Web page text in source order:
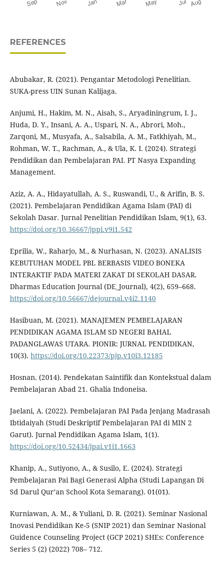
REFERENCES
Abubakar, R. (2021). Pengantar Metodologi Penelitian.
SUKA-press UIN Sunan Kalijaga.
Anjumi, H., Hakim, M. N., Aisah, S., Aryadiningrum, I. J.,
Huda, D. Y., Insani, A. A., Uspari, N. A., Abrori, Moh.,
Zarqoni, M., Musyafa, A., Salsabila, A. M., Fatkhiyah, M.,
Rohman, W. T., Rachman, A., & Ula, K. I. (2024). Strategi
Pendidikan dan Pembelajaran PAI. PT Nasya Expanding
Management.
Aziz, A. A., Hidayatullah, A. S., Ruswandi, U., & Arifin, B. S.
(2021). Pembelajaran Pendidikan Agama Islam (PAI) di
Sekolah Dasar. Jurnal Penelitian Pendidikan Islam, 9(1), 63.
https://doi.org/10.36667/jppi.v9i1.542
Eprilia, W., Raharjo, M., & Nurhasan, N. (2023). ANALISIS
KEBUTUHAN MODEL PBL BERBASIS VIDEO BONEKA
INTERAKTIF PADA MATERI ZAKAT DI SEKOLAH DASAR.
Dharmas Education Journal (DE_Journal), 4(2), 659–668.
https://doi.org/10.56667/dejournal.v4i2.1140
Hasibuan, M. (2021). MANAJEMEN PEMBELAJARAN
PENDIDIKAN AGAMA ISLAM SD NEGERI BAHAL
PADANGLAWAS UTARA. PIONIR: JURNAL PENDIDIKAN,
10(3). https://doi.org/10.22373/pjp.v10i3.12185
Hosnan. (2014). Pendekatan Saintifik dan Kontekstual dalam
Pembelajaran Abad 21. Ghalia Indoneisa.
Jaelani, A. (2022). Pembelajaran PAI Pada Jenjang Madrasah
Ibtidaiyah (Studi Deskriptif Pembelajaran PAI di MIN 2
Garut). Jurnal Pendidikan Agama Islam, 1(1).
https://doi.org/10.52434/jpai.v1i1.1663
Khanip, A., Sutiyono, A., & Susilo, E. (2024). Strategi
Pembelajaran Pai Bagi Generasi Alpha (Studi Lapangan Di
Sd Darul Qur’an School Kota Semarang). 01(01).
Kurniawan, A. M., & Yuliani, D. R. (2021). Seminar Nasional
Inovasi Pendidikan Ke-5 (SNIP 2021) dan Seminar Nasional
Guidence Counseling Project (GCP 2021) SHEs: Conference
Series 5 (2) (2022) 708– 712.